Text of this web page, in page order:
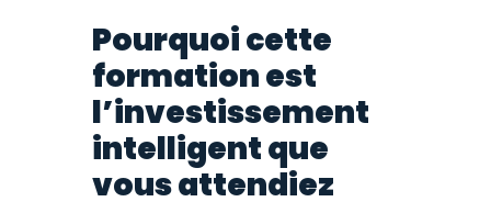
Pourquoi cette
formation est
l’investissement
intelligent que
vous attendiez